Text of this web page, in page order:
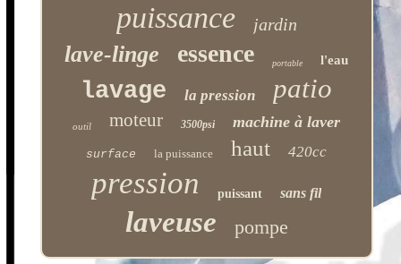
puissance jardin
lave-linge essence portable l'eau
lavage la pression patio
outil moteur 3500psi machine à laver
surface la puissance haut 420cc
pression puissant sans fil
laveuse pompe